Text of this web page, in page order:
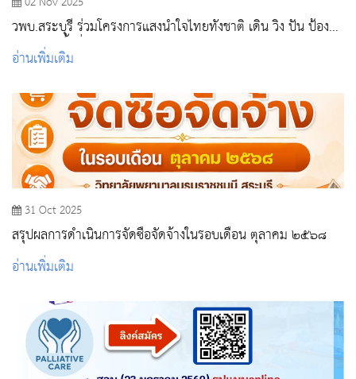
วพบ.สระบุรี ร่วมโครงการแสงนำใจไทยทั้งชาติ เดิน วิ่ง ปั่น ป้องกัน
อัมพาต ครั้งที่ 11 เฉลิมพระเกียรติ
อ่านเพิ่มเติม
31 Oct 2025
สรุปผลการดำเนินการจัดซื้อจัดจ้างในรอบเดือน ตุลาคม ๒๕๖๘
อ่านเพิ่มเติม